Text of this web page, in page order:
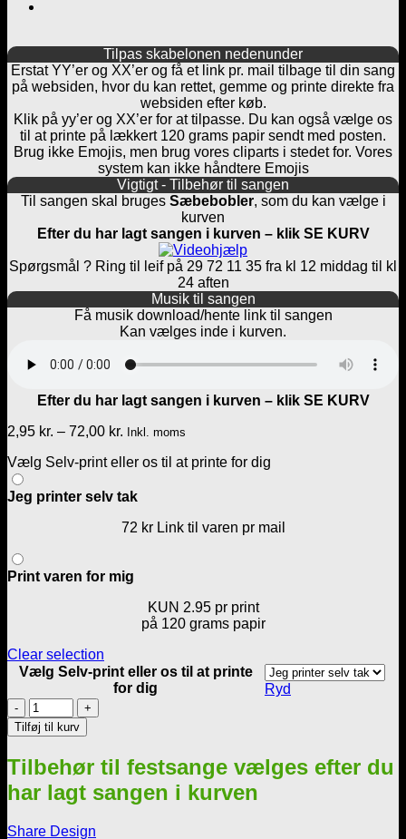
Tilpas skabelonen nedenunder
Erstat YY’er og XX’er og få et link pr. mail tilbage til din sang
på websiden, hvor du kan rettet, gemme og printe direkte fra
websiden efter køb.
Klik på yy’er og XX’er for at tilpasse. Du kan også vælge os
til at printe på lækkert 120 grams papir sendt med posten.
Brug ikke Emojis, men brug vores cliparts i stedet for. Vores
system kan ikke håndtere Emojis
Vigtigt - Tilbehør til sangen
Til sangen skal bruges Sæbebobler, som du kan vælge i
kurven
Efter du har lagt sangen i kurven – klik SE KURV
Spørgsmål ? Ring til leif på 29 72 11 35 fra kl 12 middag til kl
24 aften
Musik til sangen
Få musik download/hente link til sangen
Kan vælges inde i kurven.
Efter du har lagt sangen i kurven – klik SE KURV
2,95 kr. – 72,00 kr. Prisinterval:
til
Inkl. moms
Vælg Selv-print eller os til at printe for dig
Jeg printer selv tak
72 kr Link til varen pr mail
Print varen for mig
KUN 2.95 pr print
på 120 grams papir
Clear selection
Vælg Selv-print eller os til at printe
for dig
Ryd
Sæbeboble-
sangen
-
en
mand
-
billede
Tilføj til kurv
Tilbehør til festsange vælges efter du
har lagt sangen i kurven
Share Design